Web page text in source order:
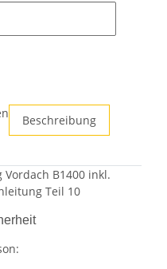
Beschreibung
B1400 inkl.
Teil 10